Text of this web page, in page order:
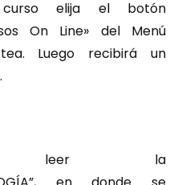
elija el botón
On Line» del Menú
Luego recibirá un
leer la